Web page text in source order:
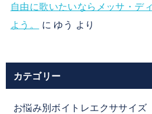
自由に歌いたいならメッサ・デ
よう。
に ゆう より
カテゴリー
お悩み別ボイトレエクササイズ